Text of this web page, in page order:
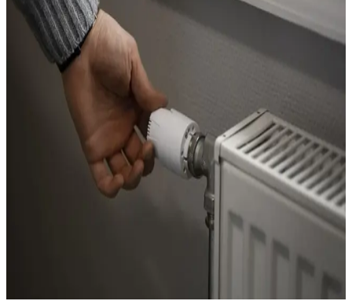
propriétaires bailleurs qui gèrent des studios et des T2. Nous
comprenons les besoins du quartier : solutions économiques,
interventions rapides, service fiable.
Nos engagements :
10 minutes d'intervention
Certification QualiPac RGE
pour les pompes à chaleur
Assurance décennale
sur toutes les installations
Devis gratuit
et tarifs compétitifs
Solutions pour petits budgets : radiateurs
économiques, PAC monosplit
Le quartier Plan des 4 Seigneurs est un secteur que nous
connaissons bien, de la rue du Professeur Anglada aux abords
du CHU Lapeyronie. Nous y avons remplacé des dizaines de
convecteurs par des radiateurs modernes ou des PAC, avec à